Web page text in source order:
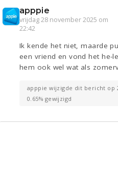
apppie
vrijdag 28 november 2025 om
22:42
Ik kende het niet, maarde
een vriend en vond het he-
hem ook wel wat als
apppie wijzigde dit bericht op
0.65% gewijzigd